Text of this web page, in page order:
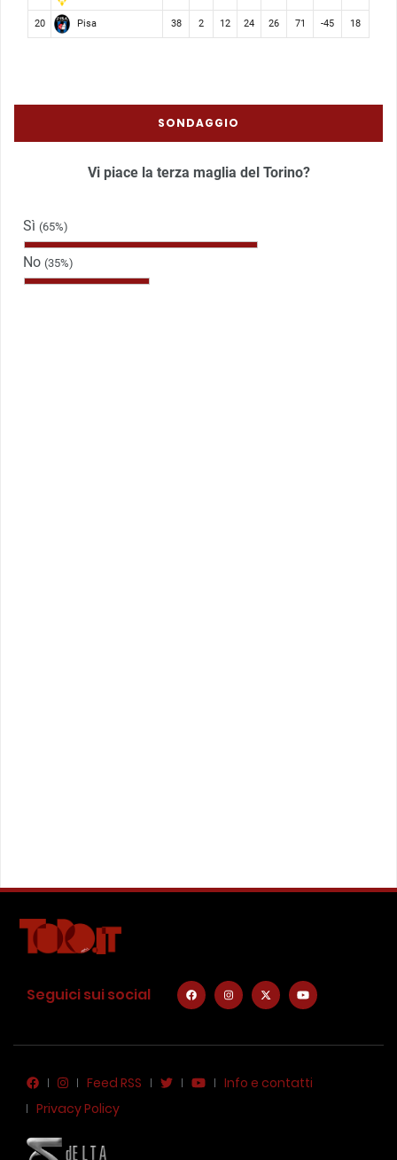
20 Pisa 38 2 12 24 26 71 -45 18
SONDAGGIO
Vi piace la terza maglia del Torino?
Sì (65%)
No (35%)
Seguici sui social
Feed RSS
Info e contatti
Privacy Policy